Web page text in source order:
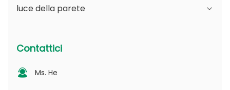
Serie DSDL
Serie MDL
Serie JCL
Serie fotovoltaica
luce della parete
apertura variabile
Serie D - Piastra di guida della luce puntinata
Contattici
Ms. He